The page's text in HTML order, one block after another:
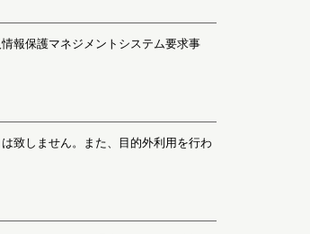
報保護マネジメントシステム要求事
致しません。また、目的外利用を行わ